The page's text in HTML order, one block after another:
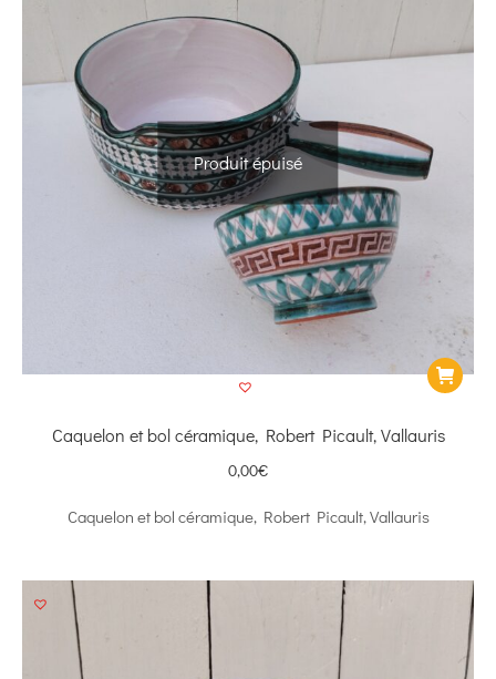
Produit épuisé
Caquelon et bol céramique, Robert Picault, Vallauris
0,00€
Caquelon et bol céramique, Robert Picault, Vallauris